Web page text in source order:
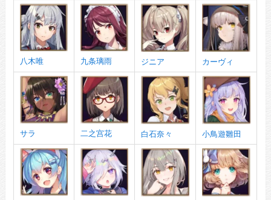
八木唯 九条璃雨 ジニア カーヴィ
サラ 二之宫花 白石奈々 小鳥遊雛田